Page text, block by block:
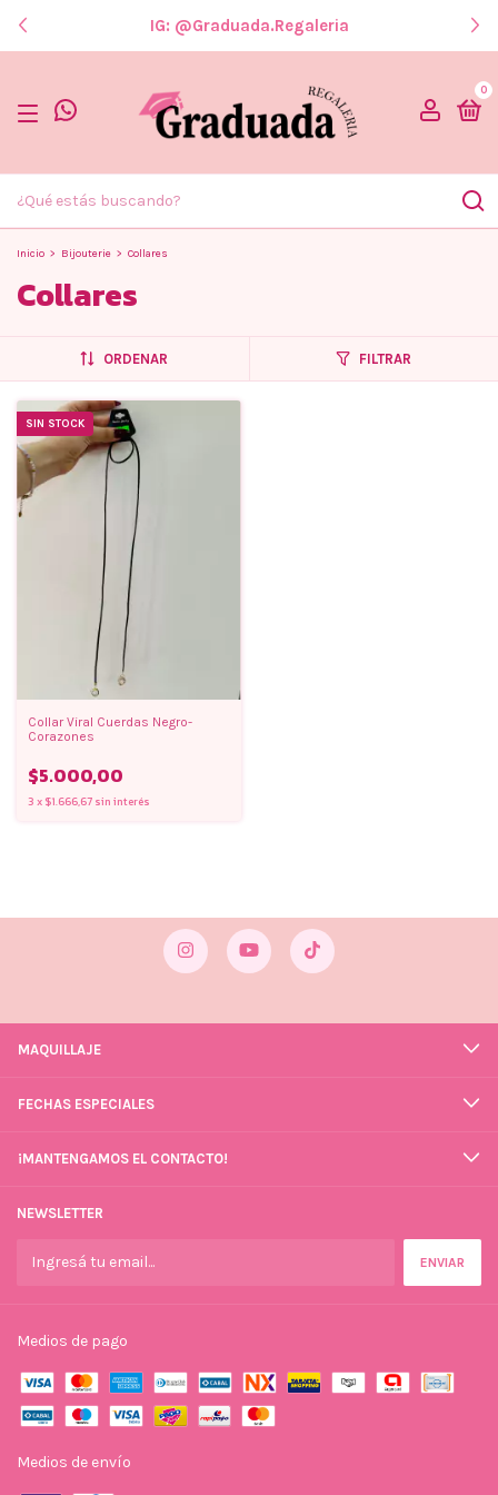
IG: @graduada.regaleria
0
Inicio > Bijouterie > Collares
Collares
ORDENAR FILTRAR
SIN STOCK
Collar Viral Cuerdas Negro-
Corazones
$5.000,00
3 x $1.666,67 sin interés
MAQUILLAJE
FECHAS ESPECIALES
¡MANTENGAMOS EL CONTACTO!
NEWSLETTER
Medios de pago
Medios de envío